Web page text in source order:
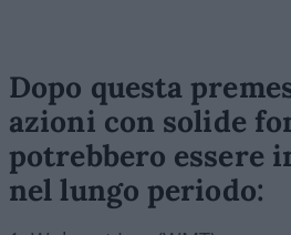
Dopo questa
azioni con solide
potrebbero essere
nel lungo periodo: